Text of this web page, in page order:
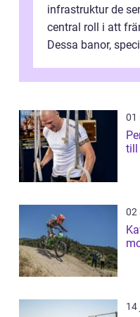
infrastruktur de
central roll i att
Dessa banor,
01
till
02
14